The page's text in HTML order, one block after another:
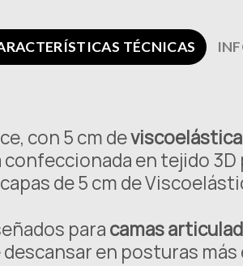
TÉCNICAS
con 5 cm deviscoelástica
en tejido
de 5 cm de
paracamas
en posturas